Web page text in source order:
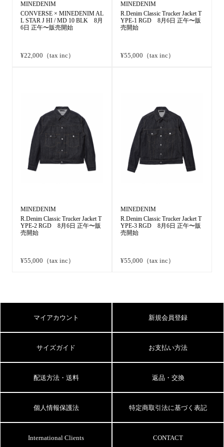
MINEDENIM
CONVERSE × MINEDENIM AL
L STAR J HI / MD 10 BLK 8月
6日 正午〜販売開始
¥22,000（tax inc）
MINEDENIM
R.Denim Classic Trucker Jacket T
YPE-1 RGD 8月6日 正午〜販
売開始
¥55,000（tax inc）
MINEDENIM
R.Denim Classic Trucker Jacket T
YPE-2 RGD 8月6日 正午〜販
売開始
¥55,000（tax inc）
MINEDENIM
R.Denim Classic Trucker Jacket T
YPE-3 RGD 8月6日 正午〜販
売開始
¥55,000（tax inc）
マイアカウント 新規会員登録
サイズガイド お支払い方法
配送方法・送料 返品・交換
個人情報保護法 特定商取引法に基づく表記
International Clients CONTACT